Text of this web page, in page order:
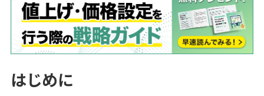
はじめに